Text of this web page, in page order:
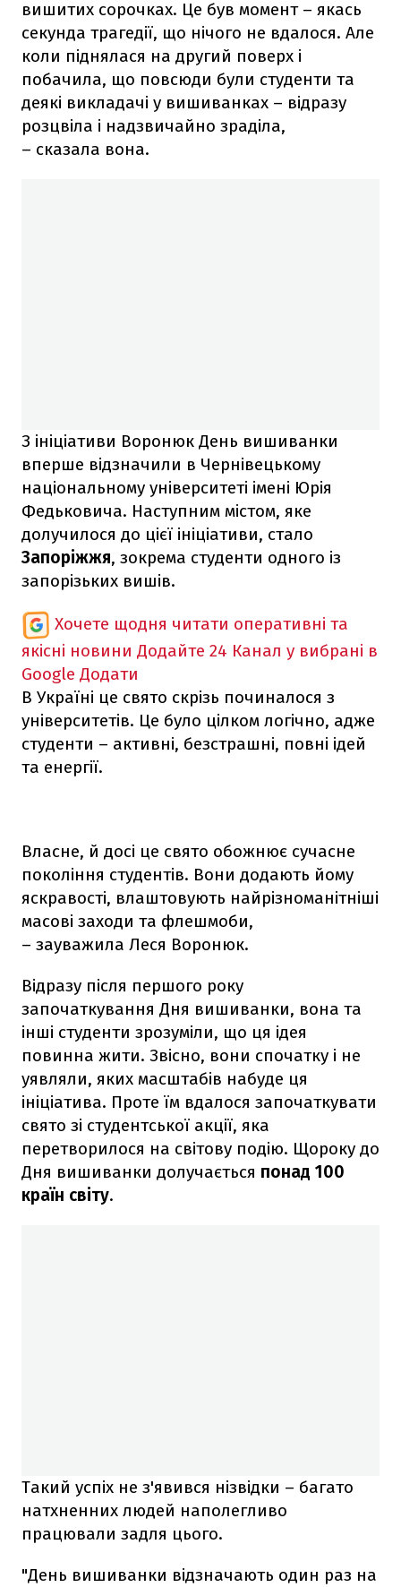
вишитих сорочках. Це був момент – якась
секунда трагедії, що нічого не вдалося. Але
коли піднялася на другий поверх і
побачила, що повсюди були студенти та
деякі викладачі у вишиванках – відразу
розцвіла і надзвичайно зраділа,
– сказала вона.
З ініціативи Воронюк День вишиванки
вперше відзначили в Чернівецькому
національному університеті імені Юрія
Федьковича. Наступним містом, яке
долучилося до цієї ініціативи, стало
Запоріжжя, зокрема студенти одного із
запорізьких вишів.
Хочете щодня читати оперативні та
якісні новини Додайте 24 Канал у вибрані в
Google Додати
В Україні це свято скрізь починалося з
університетів. Це було цілком логічно, адже
студенти – активні, безстрашні, повні ідей
та енергії.
Власне, й досі це свято обожнює сучасне
покоління студентів. Вони додають йому
яскравості, влаштовують найрізноманітніші
масові заходи та флешмоби,
– зауважила Леся Воронюк.
Відразу після першого року
започаткування Дня вишиванки, вона та
інші студенти зрозуміли, що ця ідея
повинна жити. Звісно, вони спочатку і не
уявляли, яких масштабів набуде ця
ініціатива. Проте їм вдалося започаткувати
свято зі студентської акції, яка
перетворилося на світову подію. Щороку до
Дня вишиванки долучається понад 100
країн світу.
Такий успіх не з'явився нізвідки – багато
натхненних людей наполегливо
працювали задля цього.
"День вишиванки відзначають один раз на